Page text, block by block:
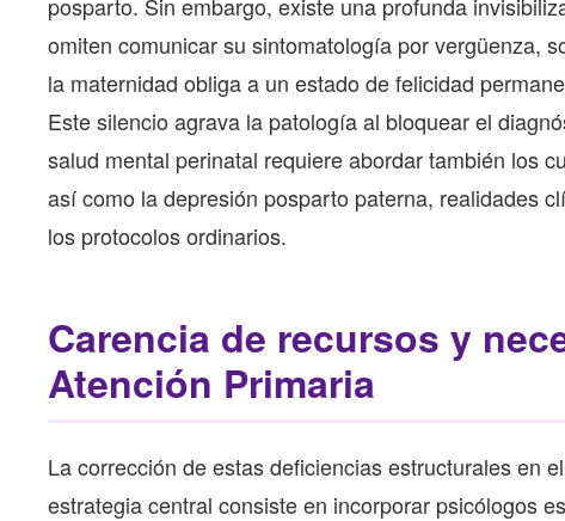
omiten comunicar su sintomatología por vergüenza,
la maternidad obliga a un estado de felicidad
Este silencio agrava la patología al bloquear el
salud mental perinatal requiere abordar también los
así como la depresión posparto paterna, realidades
los protocolos ordinarios.
Carencia de recursos y
Atención Primaria
La corrección de estas deficiencias estructurales en
estrategia central consiste en incorporar psicólogos